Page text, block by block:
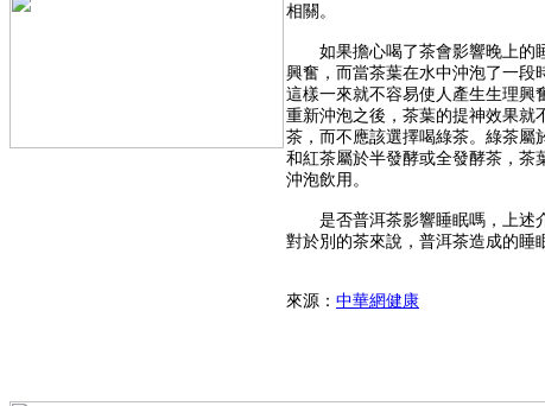
相關。
如果擔心喝了茶會影響晚上的睡
興奮，而當茶葉在水中沖泡了一段
這樣一來就不容易使人產生生理興
重新沖泡之後，茶葉的提神效果就
茶，而不應該選擇喝綠茶。綠茶屬
和紅茶屬於半發酵或全發酵茶，茶
沖泡飲用。
是否普洱茶影響睡眠嗎，上述介
對於別的茶來說，普洱茶造成的睡
來源： 中華網健康